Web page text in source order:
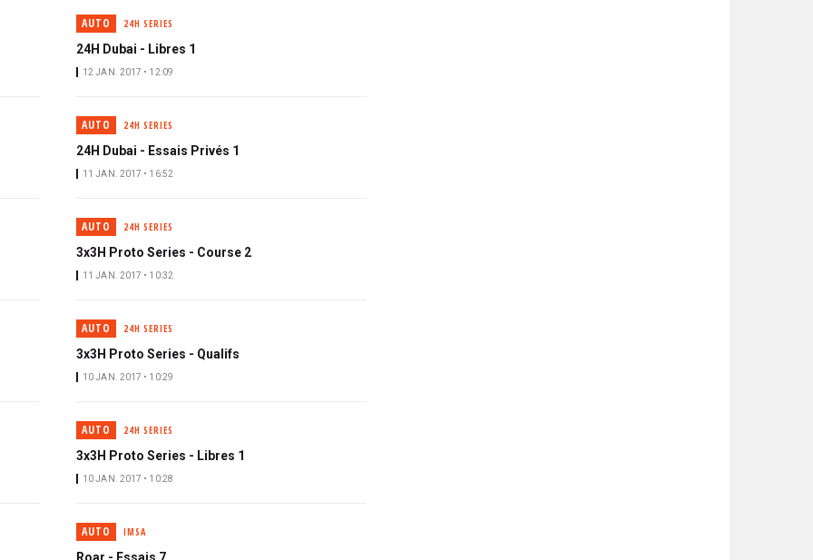
AUTO 24H SERIES
24H Dubai - Libres 1
12 JAN. 2017 • 12:09
AUTO 24H SERIES
24H Dubai - Essais Privés 1
11 JAN. 2017 • 16:52
AUTO 24H SERIES
3x3H Proto Series - Course 2
11 JAN. 2017 • 10:32
AUTO 24H SERIES
3x3H Proto Series - Qualifs
10 JAN. 2017 • 10:29
AUTO 24H SERIES
3x3H Proto Series - Libres 1
10 JAN. 2017 • 10:28
AUTO IMSA
Roar - Essais 7